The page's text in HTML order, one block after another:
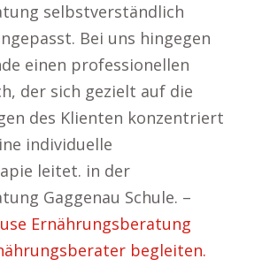
selbstverständlich
Bei uns hingegen
einen professionellen
der sich gezielt auf die
des Klienten konzentriert
individuelle
leitet. in der
Gaggenau Schule. –
Ernährungsberatung
begleiten.